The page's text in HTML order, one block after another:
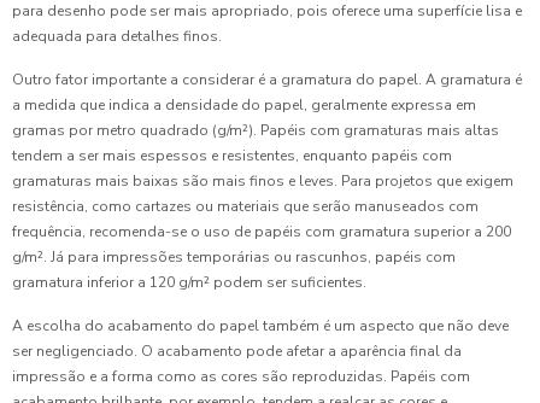
para desenho pode ser mais apropriado, pois oferece uma superfície lisa e
adequada para detalhes finos.
Outro fator importante a considerar é a gramatura do papel. A gramatura é
a medida que indica a densidade do papel, geralmente expressa em
gramas por metro quadrado (g/m²). Papéis com gramaturas mais altas
tendem a ser mais espessos e resistentes, enquanto papéis com
gramaturas mais baixas são mais finos e leves. Para projetos que exigem
resistência, como cartazes ou materiais que serão manuseados com
frequência, recomenda-se o uso de papéis com gramatura superior a 200
g/m². Já para impressões temporárias ou rascunhos, papéis com
gramatura inferior a 120 g/m² podem ser suficientes.
A escolha do acabamento do papel também é um aspecto que não deve
ser negligenciado. O acabamento pode afetar a aparência final da
impressão e a forma como as cores são reproduzidas. Papéis com